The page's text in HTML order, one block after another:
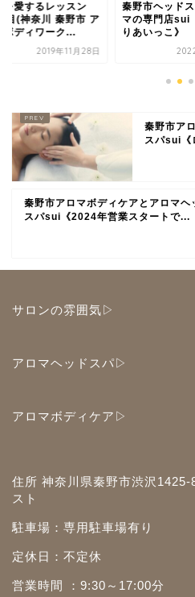
を愛するレッスン
目(神奈川 秦野市 ア
ボディワーク...
2019年11月28日
秦野市ヘッド
マの専門店sui
りあいっこ》
秦野市ア
スパsui《
秦野市アロマボディケアとアロマヘ
スパsui《2024年営業スタートで...
サロンの雰囲気▷
アロマヘッドスパ▷
アロマボディケア▷
住所 神奈川県秦野市渋沢
スト
駐車場：専用駐車場有り
定休日：不定休
営業時間 ：9:30～17:00分